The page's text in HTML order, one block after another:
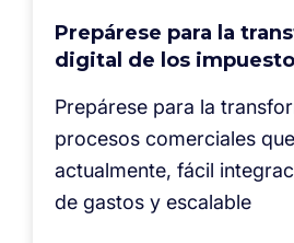
Prepárese para la
digital de los
Prepárese para la
procesos comerciales
actualmente, fácil
de gastos y escalable